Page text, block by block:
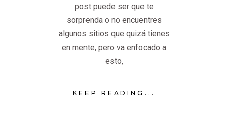
post puede ser que te
sorprenda o no encuentres
algunos sitios que quizá tienes
en mente, pero va enfocado a
esto,
KEEP READING...